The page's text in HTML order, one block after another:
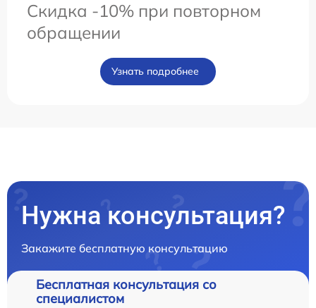
Скидка -10% при повторном
обращении
Узнать подробнее
Нужна консультация?
Закажите бесплатную консультацию
Бесплатная консультация со
специалистом